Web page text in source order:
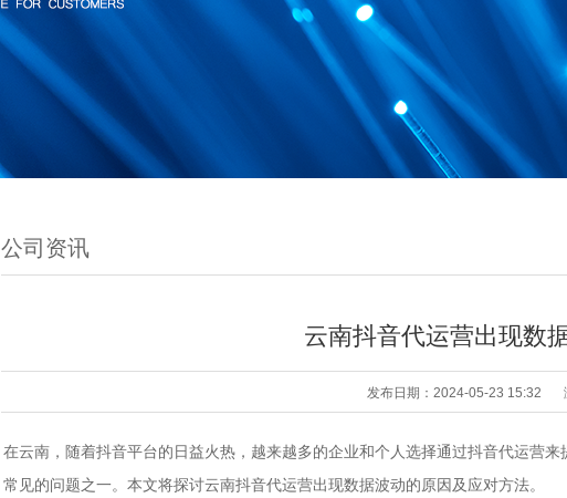
公司资讯
云南抖音代运营出现数
发布日期：2024-05-23 15:32
在云南，随着抖音平台的日益火热，越来越多的企业和个人选择通过抖音代运营
常见的问题之一。本文将探讨云南抖音代运营出现数据波动的原因及应对方法。